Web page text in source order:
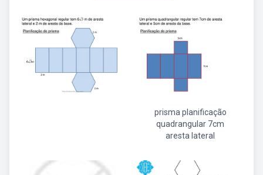
prisma planificação
quadrangular 7cm
aresta lateral